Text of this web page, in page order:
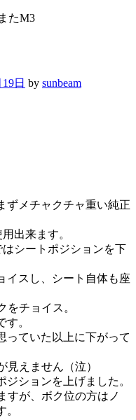
たM3
日 by sunbeam
ずメチャクチャ重い純正
出来ます。
シートポジションを下
イスし、シート自体も座
をチョイス。
。
っていた以上に下がって
見えません（泣）
ションを上げました。
すが、ボク位の方はノ